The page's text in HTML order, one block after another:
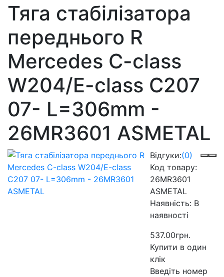
Тяга стабілізатора
переднього R
Mercedes C-class
W204/E-class C207
07- L=306mm -
26MR3601 ASMETAL
Відгуки:(0)
Код товару:
26MR3601
ASMETAL
Наявність: В
наявності
537.00грн.
Купити в один
клік
Введіть номер